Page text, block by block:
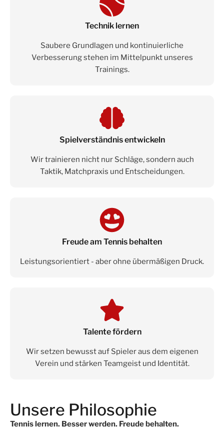
Technik lernen
Saubere Grundlagen und kontinuierliche
Verbesserung stehen im Mittelpunkt unseres
Trainings.
Spielverständnis entwickeln
Wir trainieren nicht nur Schläge, sondern auch
Taktik, Matchpraxis und Entscheidungen.
Freude am Tennis behalten
Leistungsorientiert - aber ohne übermäßigen Druck.
Talente fördern
Wir setzen bewusst auf Spieler aus dem eigenen
Verein und stärken Teamgeist und Identität.
Unsere Philosophie
Tennis lernen. Besser werden. Freude behalten.